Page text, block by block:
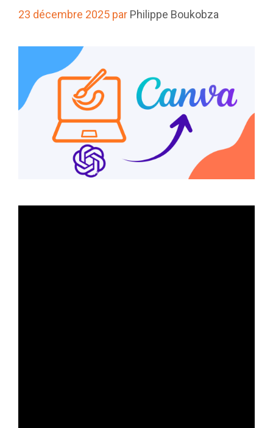
23 décembre 2025 par Philippe Boukobza